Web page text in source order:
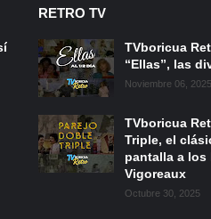
RETRO TV
TVboricua
“Ellas”, las
Noviembre 06, 2025
TVboricua
Triple, el
pantalla a los
Vigoreaux
Octubre 30, 2025